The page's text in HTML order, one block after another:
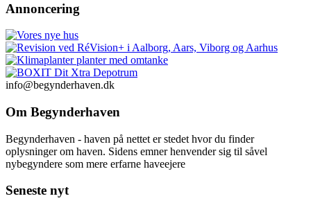
Annoncering
info@begynderhaven.dk
Om Begynderhaven
Begynderhaven - haven på nettet er stedet hvor du finder
oplysninger om haven. Sidens emner henvender sig til såvel
nybegyndere som mere erfarne haveejere
Seneste nyt